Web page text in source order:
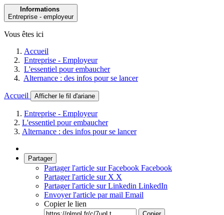
Informations
Entreprise - employeur
Vous êtes ici
Accueil
Entreprise - Employeur
L'essentiel pour embaucher
Alternance : des infos pour se lancer
Accueil Afficher le fil d'ariane
Entreprise - Employeur
L'essentiel pour embaucher
Alternance : des infos pour se lancer
Partager
Partager l'article sur Facebook Facebook
Partager l'article sur X X
Partager l'article sur Linkedin LinkedIn
Envoyer l'article par mail Email
Copier le lien